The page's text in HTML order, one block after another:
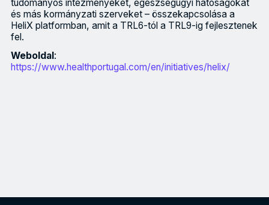
tudományos intézményeket, egészségügyi hatóságokat
és más kormányzati szerveket – összekapcsolása a
HeliX platformban, amit a TRL6-tól a TRL9-ig fejlesztenek
fel.
Weboldal:
https://www.healthportugal.com/en/initiatives/helix/